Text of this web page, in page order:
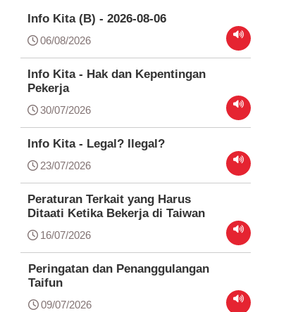
Info Kita (B) - 2026-08-06
06/08/2026
Info Kita - Hak dan Kepentingan
Pekerja
30/07/2026
Info Kita - Legal? Ilegal?
23/07/2026
Peraturan Terkait yang Harus
Ditaati Ketika Bekerja di Taiwan
16/07/2026
Peringatan dan Penanggulangan
Taifun
09/07/2026